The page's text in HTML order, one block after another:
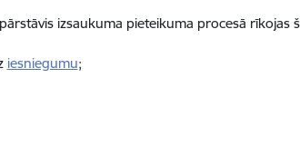
izsaukuma pieteikuma procesā rīkojas
iesniegumu;